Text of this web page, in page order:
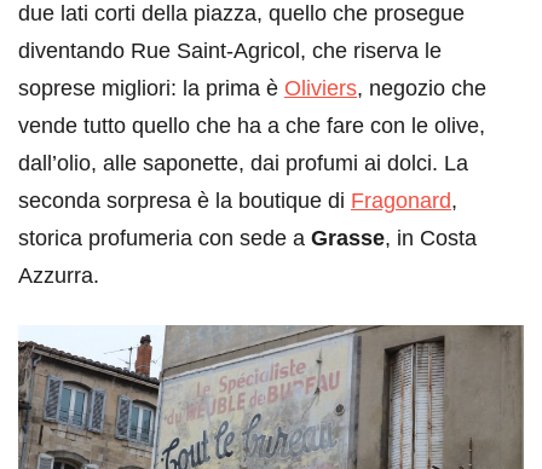
due lati corti della piazza, quello che prosegue
diventando Rue Saint-Agricol, che riserva le
soprese migliori: la prima è Oliviers, negozio che
vende tutto quello che ha a che fare con le olive,
dall’olio, alle saponette, dai profumi ai dolci. La
seconda sorpresa è la boutique di Fragonard,
storica profumeria con sede a Grasse, in Costa
Azzurra.